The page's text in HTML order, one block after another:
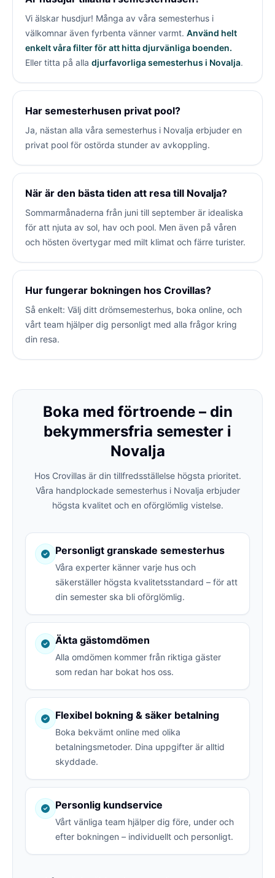
Vi älskar husdjur! Många av våra semesterhus i
välkomnar även fyrbenta vänner varmt. Använd helt
enkelt våra filter för att hitta djurvänliga boenden.
Eller titta på alla djurfavorliga semesterhus i Novalja.
Har semesterhusen privat pool?
Ja, nästan alla våra semesterhus i Novalja erbjuder en
privat pool för ostörda stunder av avkoppling.
När är den bästa tiden att resa till Novalja?
Sommarmånaderna från juni till september är idealiska
för att njuta av sol, hav och pool. Men även på våren
och hösten övertygar med milt klimat och färre turister.
Hur fungerar bokningen hos Crovillas?
Så enkelt: Välj ditt drömsemesterhus, boka online, och
vårt team hjälper dig personligt med alla frågor kring
din resa.
Boka med förtroende – din
bekymmersfria semester i
Novalja
Hos Crovillas är din tillfredsställelse högsta prioritet.
Våra handplockade semesterhus i Novalja erbjuder
högsta kvalitet och en oförglömlig vistelse.
Personligt granskade semesterhus
Våra experter känner varje hus och
säkerställer högsta kvalitetsstandard – för att
din semester ska bli oförglömlig.
Äkta gästomdömen
Alla omdömen kommer från riktiga gäster
som redan har bokat hos oss.
Flexibel bokning & säker betalning
Boka bekvämt online med olika
betalningsmetoder. Dina uppgifter är alltid
skyddade.
Personlig kundservice
Vårt vänliga team hjälper dig före, under och
efter bokningen – individuellt och personligt.